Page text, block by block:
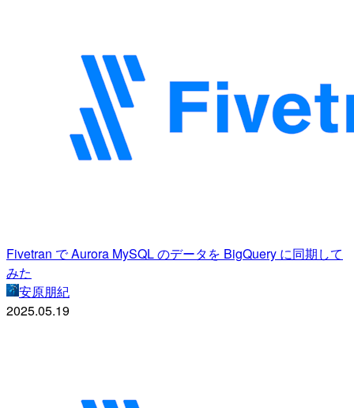
Fivetran で Aurora MySQL のデータを BigQuery に同期して
みた
安原朋紀
2025.05.19